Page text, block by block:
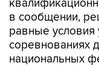
в сообщении,
равные условия
соревнованиях
национальных